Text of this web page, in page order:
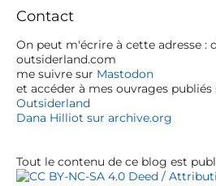
r
y
S
i
d
e
b
Contact
On peut m'écrire à cette adresse :
outsiderland.com
me suivre sur Mastodon
et accéder à mes ouvrages publiés
Outsiderland
Dana Hilliot sur archive.org
Tout le contenu de ce blog est